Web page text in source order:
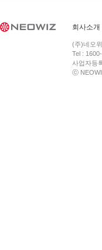
회사소개
(주)네오
Tel :
사업자등
ⓒ